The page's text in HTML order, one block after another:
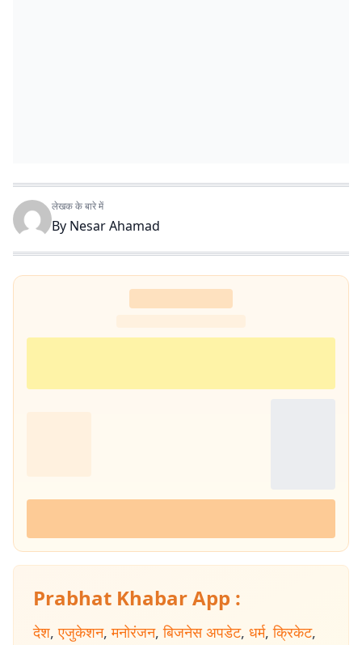
लेखक के बारे में
By Nesar Ahamad
Prabhat Khabar App :
देश, एजुकेशन, मनोरंजन, बिजनेस अपडेट, धर्म, क्रिकेट,